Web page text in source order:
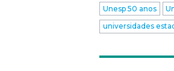
Unesp 50 anos
universidades